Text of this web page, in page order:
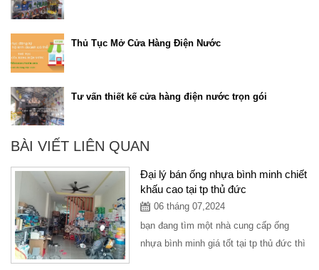
Thủ Tục Mở Cửa Hàng Điện Nước
Tư vấn thiết kế cửa hàng điện nước trọn gói
BÀI VIẾT LIÊN QUAN
Đại lý bán ống nhựa bình minh chiết
khấu cao tại tp thủ đức
06 tháng 07,2024
bạn đang tìm một nhà cung cấp ống
nhựa bình minh giá tốt tại tp thủ đức thì